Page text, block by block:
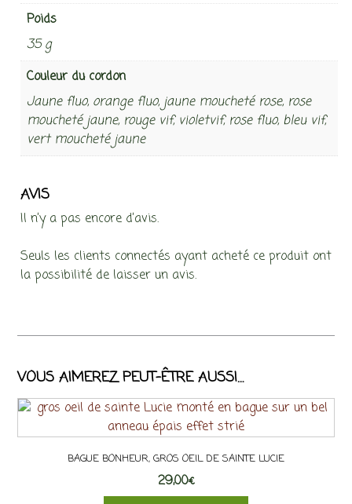
Poids
35 g
Couleur du cordon
Jaune fluo, orange fluo, jaune moucheté rose, rose
moucheté jaune, rouge vif, violetvif, rose fluo, bleu vif,
vert moucheté jaune
AVIS
Il n’y a pas encore d’avis.
Seuls les clients connectés ayant acheté ce produit ont
la possibilité de laisser un avis.
VOUS AIMEREZ PEUT-ÊTRE AUSSI…
BAGUE BONHEUR, GROS OEIL DE SAINTE LUCIE
29,00€